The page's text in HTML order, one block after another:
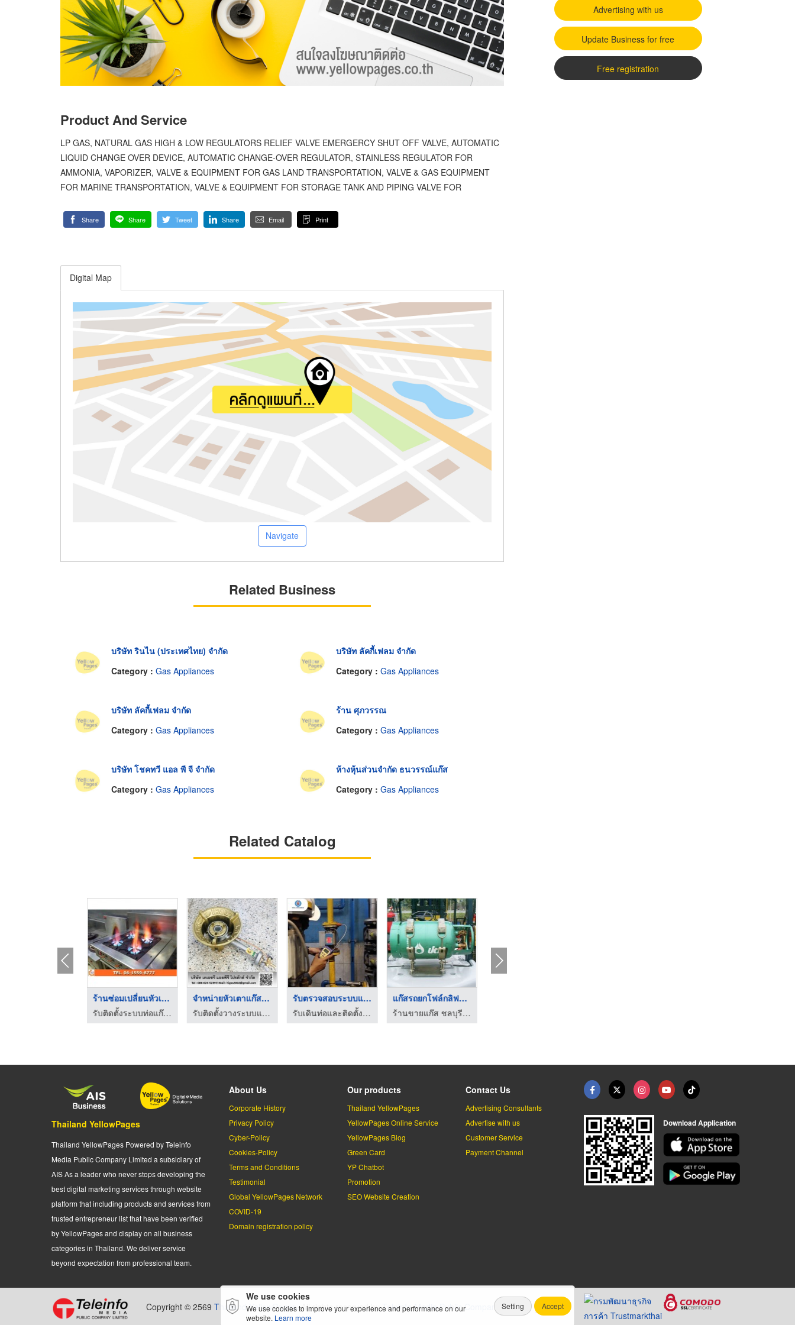
Product And Service
LP GAS, NATURAL GAS HIGH & LOW REGULATORS RELIEF VALVE EMERGERCY SHUT OFF VALVE, AUTOMATIC
LIQUID CHANGE OVER DEVICE, AUTOMATIC CHANGE-OVER REGULATOR, STAINLESS REGULATOR FOR
AMMONIA, VAPORIZER, VALVE & EQUIPMENT FOR GAS LAND TRANSPORTATION, VALVE & GAS EQUIPMENT
FOR MARINE TRANSPORTATION, VALVE & EQUIPMENT FOR STORAGE TANK AND PIPING VALVE FOR
Share Share Tweet Share Email Print
Digital Map
Navigate
Related Business
บริษัท รินไน (ประเทศไทย) จำกัด
Category : Gas Appliances
บริษัท ลัคกี้เฟลม จำกัด
Category : Gas Appliances
บริษัท ลัคกี้เฟลม จำกัด
Category : Gas Appliances
ร้าน ศุภวรรณ
Category : Gas Appliances
บริษัท โชคทวี แอล พี จี จำกัด
Category : Gas Appliances
ห้างหุ้นส่วนจำกัด ธนวรรณ์แก๊ส
Category : Gas Appliances
Related Catalog
จำหน่ายเตาแก๊สรินไน ...
เด่นชัยแก๊ส
เดินท่อแก๊สในบ้าน
รับติดตั้งระบบท่อแก๊ส ไทยเจริญทรัพย์วิชั่น
ร้านซ่อมเปลี่ยนหัวเต ...
รับติดตั้งระบบท่อแก๊ส ไทยเจริญทรัพย์วิชั่น
จำหน่ายหัวเตาแก๊สแรง ...
รับติดตั้งวางระบบแก๊ส - เคเอชจี แอลพีจี โปรดักส์
Advertising with us
Update Business for free
Free registration
Thailand YellowPages
Thailand YellowPages Powered by Teleinfo
Media Public Company Limited a subsidiary of
AIS As a leader who never stops developing the
best digital marketing services through website
platform that including products and services from
trusted entrepreneur list that have been verified
by YellowPages and display on all business
categories in Thailand. We deliver service
beyond expectation from professional team.
About Us
Corporate History
Privacy Policy
Cyber-Policy
Cookies-Policy
Terms and Conditions
Testimonial
Global YellowPages Network
COVID-19
Domain registration policy
Our products
Thailand YellowPages
YellowPages Online Service
YellowPages Blog
Green Card
YP Chatbot
Promotion
SEO Website Creation
Contact Us
Advertising Consultants
Advertise with us
Customer Service
Payment Channel
Download Application
Copyright © 2569 Thailand YellowPages.All rights reserved byTeleinfo Media Public Company Limited.
We use cookies
We use cookies to improve your experience and performance on our
website. Learn more
Setting Accept